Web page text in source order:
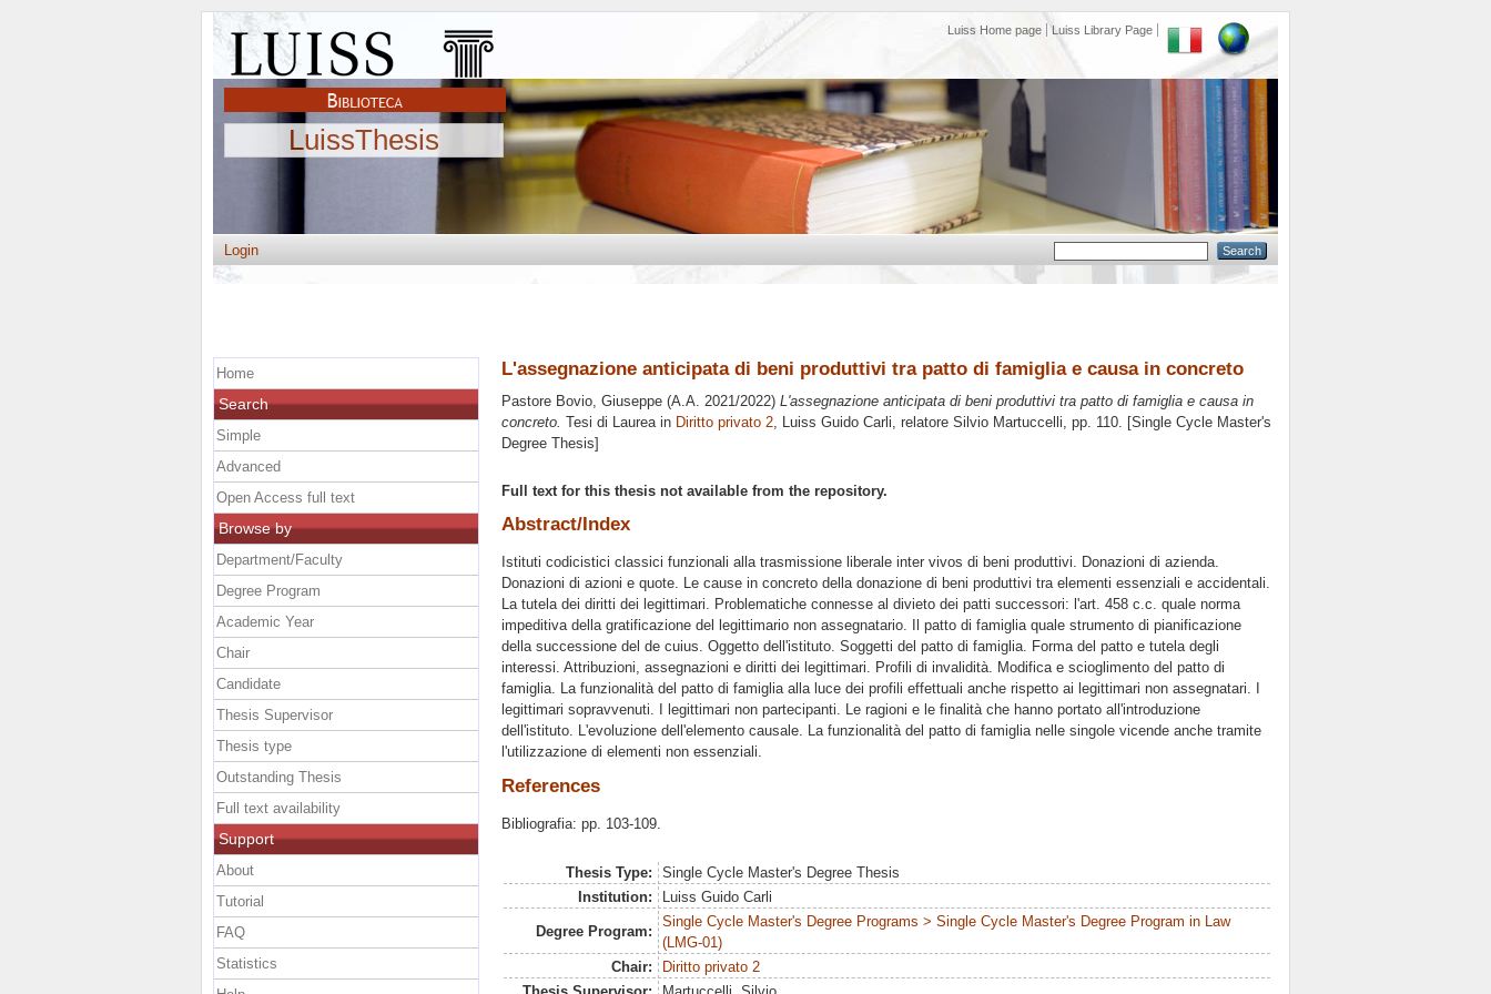
Luiss Home page Luiss Library Page
LuissThesis
Login
L'assegnazione anticipata di beni produttivi tra patto di famiglia e causa in concreto
Pastore Bovio, Giuseppe (A.A. 2021/2022) L'assegnazione anticipata di beni produttivi tra patto di famiglia e causa in
concreto. Tesi di Laurea in Diritto privato 2, Luiss Guido Carli, relatore Silvio Martuccelli, pp. 110. [Single Cycle Master's
Degree Thesis]
Full text for this thesis not available from the repository.
Abstract/Index
Istituti codicistici classici funzionali alla trasmissione liberale inter vivos di beni produttivi. Donazioni di azienda.
Donazioni di azioni e quote. Le cause in concreto della donazione di beni produttivi tra elementi essenziali e accidentali.
La tutela dei diritti dei legittimari. Problematiche connesse al divieto dei patti successori: l'art. 458 c.c. quale norma
impeditiva della gratificazione del legittimario non assegnatario. Il patto di famiglia quale strumento di pianificazione
della successione del de cuius. Oggetto dell'istituto. Soggetti del patto di famiglia. Forma del patto e tutela degli
interessi. Attribuzioni, assegnazioni e diritti dei legittimari. Profili di invalidità. Modifica e scioglimento del patto di
famiglia. La funzionalità del patto di famiglia alla luce dei profili effettuali anche rispetto ai legittimari non assegnatari. I
legittimari sopravvenuti. I legittimari non partecipanti. Le ragioni e le finalità che hanno portato all'introduzione
dell'istituto. L'evoluzione dell'elemento causale. La funzionalità del patto di famiglia nelle singole vicende anche tramite
l'utilizzazione di elementi non essenziali.
References
Bibliografia: pp. 103-109.
Thesis Type:
Single Cycle Master's Degree Thesis
Institution:
Luiss Guido Carli
Degree Program:
Single Cycle Master's Degree Programs > Single Cycle Master's Degree Program in Law
(LMG-01)
Chair:
Diritto privato 2
Home
Search
Simple
Advanced
Open Access full text
Browse by
Department/Faculty
Degree Program
Academic Year
Chair
Candidate
Thesis Supervisor
Thesis type
Outstanding Thesis
Full text availability
Support
About
Tutorial
FAQ
Statistics